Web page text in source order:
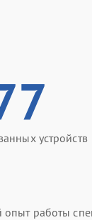
устройств
работы